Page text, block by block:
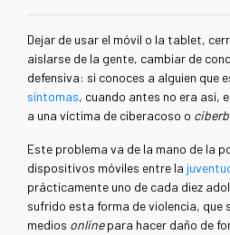
Dejar de usar el móvil o la tablet,
aislarse de la gente, cambiar de
defensiva: si conoces a alguien que
síntomas, cuando antes no era así,
a una víctima de ciberacoso o
Este problema va de la mano de la
dispositivos móviles entre la
prácticamente uno de cada diez
sufrido esta forma de violencia, que
medios onlinepara hacer daño de